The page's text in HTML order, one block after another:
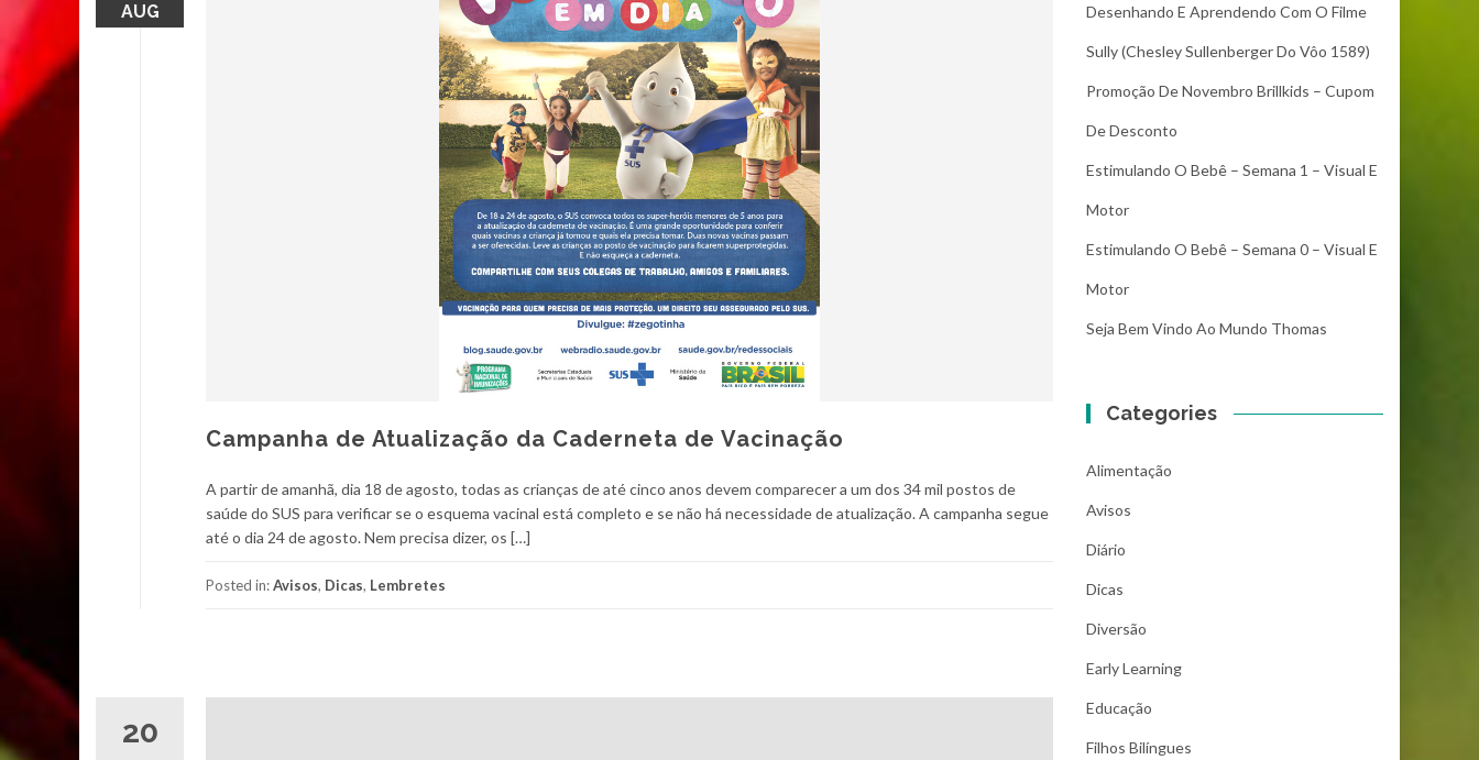
AUG
Campanha de Atualização da Caderneta de Vacinação
A partir de amanhã, dia 18 de agosto, todas as crianças de até cinco anos devem comparecer a um dos 34 mil postos de
saúde do SUS para verificar se o esquema vacinal está completo e se não há necessidade de atualização. A campanha segue
até o dia 24 de agosto. Nem precisa dizer, os […]
Posted in:Avisos, Dicas, Lembretes
20
Desenhando E Aprendendo Com O Filme
Sully (Chesley Sullenberger Do Vôo 1589)
Promoção De Novembro Brillkids – Cupom
De Desconto
Estimulando O Bebê – Semana 1 – Visual E
Motor
Estimulando O Bebê – Semana 0 – Visual E
Motor
Seja Bem Vindo Ao Mundo Thomas
Categories
Alimentação
Avisos
Diário
Dicas
Diversão
Early Learning
Educação
Filhos Bilíngues